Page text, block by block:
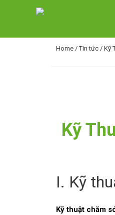
Home /Tin tức / Kỹ
Kỹ
I. Kỹ
Kỹ thuật chăm